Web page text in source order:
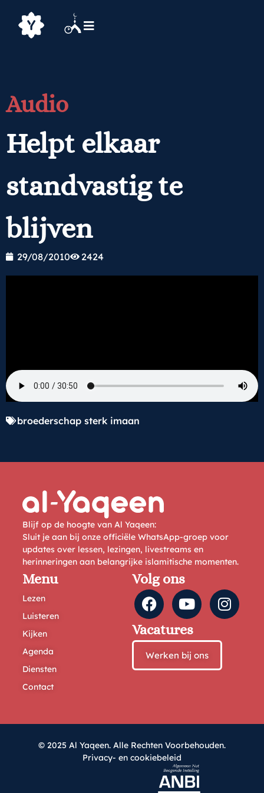
Audio
Helpt elkaar
standvastig te
blijven
29/08/2010 2424
broederschap sterk imaan
Blijf op de hoogte van Al Yaqeen:
Sluit je aan bij onze officiële WhatsApp-groep voor
updates over lessen, lezingen, livestreams en
herinneringen aan belangrijke islamitische momenten.
Menu
Lezen
Luisteren
Kijken
Agenda
Diensten
Contact
Volg ons
Vacatures
Werken bij ons
© 2025 Al Yaqeen. Alle Rechten Voorbehouden.
Privacy- en cookiebeleid